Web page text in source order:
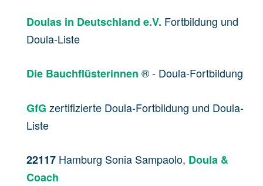
Doulas in Deutschland e.V. Fortbildung und
Doula-Liste
Die Bauchflüsterinnen ® - Doula-Fortbildung
GfG zertifizierte Doula-Fortbildung und Doula-
Liste
22117 Hamburg Sonia Sampaolo, Doula &
Coach